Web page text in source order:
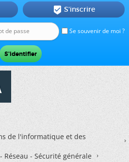
Se souvenir de moi ?
 S'inscrire
de l'informatique et des
Réseau - Sécurité générale